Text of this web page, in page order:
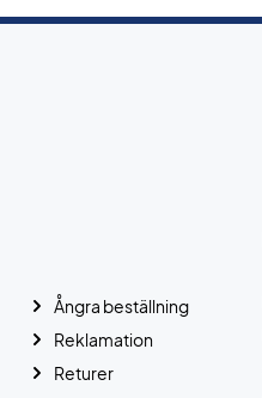
Ångra beställning
Reklamation
Returer